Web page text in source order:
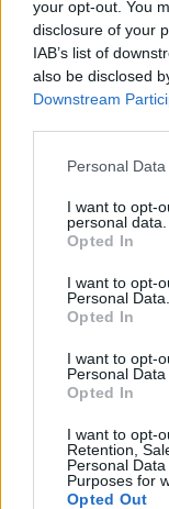
your opt-out. You
disclosure of your
IAB’s list of
also be disclosed
Downstream
Personal
I want to opt-
personal data.
Opted In
I want to opt-
Personal Data.
Opted In
I want to opt-
Personal Data
Opted In
I want to opt-
Retention,
Personal
Purposes for
Opted Out
Staran